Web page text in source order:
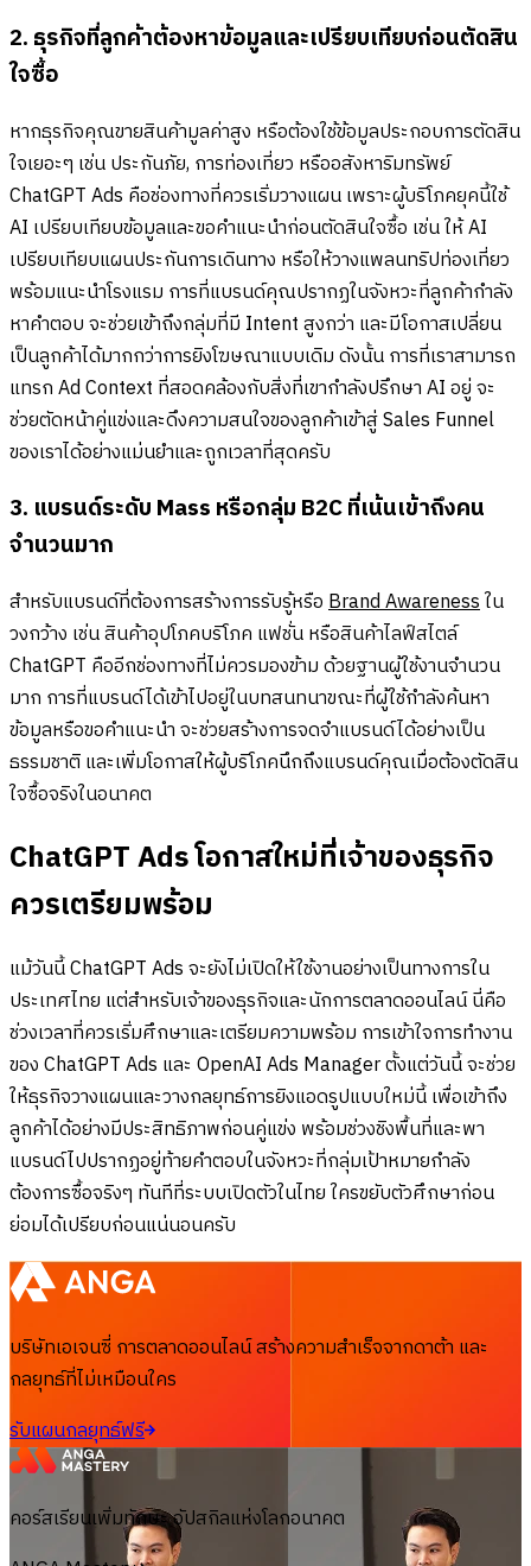
2. ธุรกิจที่ลูกค้าต้องหาข้อมูลและเปรียบเทียบก่อนตัดสิน
ใจซื้อ
หากธุรกิจคุณขายสินค้ามูลค่าสูง หรือต้องใช้ข้อมูลประกอบการตัดสิน
ใจเยอะๆ เช่น ประกันภัย, การท่องเที่ยว หรืออสังหาริมทรัพย์
ChatGPT Ads คือช่องทางที่ควรเริ่มวางแผน เพราะผู้บริโภคยุคนี้ใช้
AI เปรียบเทียบข้อมูลและขอคำแนะนำก่อนตัดสินใจซื้อ เช่น ให้ AI
เปรียบเทียบแผนประกันการเดินทาง หรือให้วางแพลนทริปท่องเที่ยว
พร้อมแนะนำโรงแรม การที่แบรนด์คุณปรากฏในจังหวะที่ลูกค้ากำลัง
หาคำตอบ จะช่วยเข้าถึงกลุ่มที่มี Intent สูงกว่า และมีโอกาสเปลี่ยน
เป็นลูกค้าได้มากกว่าการยิงโฆษณาแบบเดิม ดังนั้น การที่เราสามารถ
แทรก Ad Context ที่สอดคล้องกับสิ่งที่เขากำลังปรึกษา AI อยู่ จะ
ช่วยตัดหน้าคู่แข่งและดึงความสนใจของลูกค้าเข้าสู่ Sales Funnel
ของเราได้อย่างแม่นยำและถูกเวลาที่สุดครับ
3. แบรนด์ระดับ Mass หรือกลุ่ม B2C ที่เน้นเข้าถึงคน
จำนวนมาก
สำหรับแบรนด์ที่ต้องการสร้างการรับรู้หรือBrand Awarenessใน
วงกว้าง เช่น สินค้าอุปโภคบริโภค แฟชั่น หรือสินค้าไลฟ์สไตล์
ChatGPT คืออีกช่องทางที่ไม่ควรมองข้าม ด้วยฐานผู้ใช้งานจำนวน
มาก การที่แบรนด์ได้เข้าไปอยู่ในบทสนทนาขณะที่ผู้ใช้กำลังค้นหา
ข้อมูลหรือขอคำแนะนำ จะช่วยสร้างการจดจำแบรนด์ได้อย่างเป็น
ธรรมชาติ และเพิ่มโอกาสให้ผู้บริโภคนึกถึงแบรนด์คุณเมื่อต้องตัดสิน
ใจซื้อจริงในอนาคต
ChatGPT Ads โอกาสใหม่ที่เจ้าของธุรกิจ
ควรเตรียมพร้อม
แม้วันนี้ ChatGPT Ads จะยังไม่เปิดให้ใช้งานอย่างเป็นทางการใน
ประเทศไทย แต่สำหรับเจ้าของธุรกิจและนักการตลาดออนไลน์ นี่คือ
ช่วงเวลาที่ควรเริ่มศึกษาและเตรียมความพร้อม การเข้าใจการทำงาน
ของ ChatGPT Ads และ OpenAI Ads Manager ตั้งแต่วันนี้ จะช่วย
ให้ธุรกิจวางแผนและวางกลยุทธ์การยิงแอดรูปแบบใหม่นี้ เพื่อเข้าถึง
ลูกค้าได้อย่างมีประสิทธิภาพก่อนคู่แข่ง พร้อมช่วงชิงพื้นที่และพา
แบรนด์ไปปรากฏอยู่ท้ายคำตอบในจังหวะที่กลุ่มเป้าหมายกำลัง
ต้องการซื้อจริงๆ ทันทีที่ระบบเปิดตัวในไทย ใครขยับตัวศึกษาก่อน
ย่อมได้เปรียบก่อนแน่นอนครับ
บริษัทเอเจนซี่ การตลาดออนไลน์ สร้างความสำเร็จจากดาต้า และ
กลยุทธ์ที่ไม่เหมือนใคร
รับแผนกลยุทธ์ฟรี
คอร์สเรียนเพิ่มทักษะ อัปสกิลแห่งโลกอนาคต